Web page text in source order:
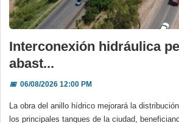
Interconexión hidráulica
abast...
📅06/08/2026 12:00 PM
La obra del anillo hídrico mejorará la
los principales tanques de la ciudad,